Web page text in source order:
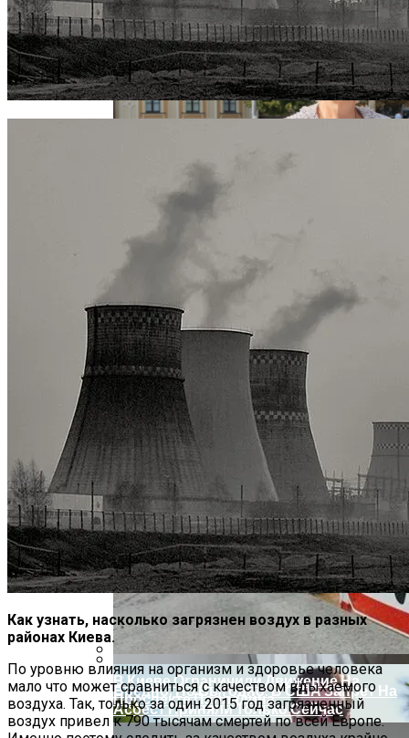
Военные Рельсы Спасут Британскую
Экономику?
На Какую Зарплату Могут
Рассчитывать Украинцы За Рубежом:
Советы Для Беженцев
Индия Не Будет Спрашивать
Разрешения На Запуск Моделей ИИ
Вредно, Но Выгодно: В США Запрет На
Асбест Приняли Только Сейчас
В «Борисполе» Поселилась Украинка,
Депортированная Из Казахстана
В Киеве Ограничили Движение На
Проспекте Палладина
Как узнать, насколько загрязнен воздух в разных
районах Киева.
По уровню влияния на организм и здоровье человека
мало что может сравниться с качеством вдыхаемого
воздуха. Так, только за один 2015 год загрязненный
воздух привел к 790 тысячам смертей по всей Европе.